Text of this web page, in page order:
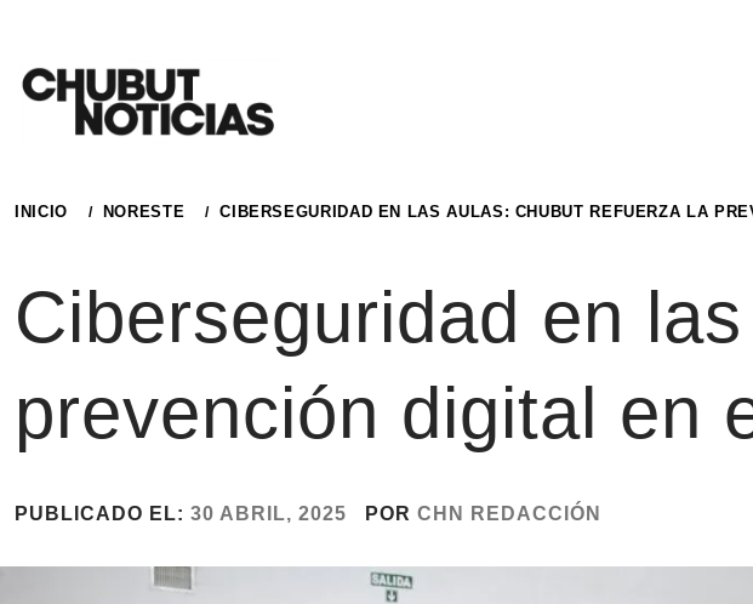
contenido
INICIO NORESTE CIBERSEGURIDAD EN LAS AULAS: CHUBUT REFUERZA LA
Ciberseguridad en
prevención digital en
PUBLICADO EL: 30 ABRIL, 2025 POR CHN REDACCIÓN